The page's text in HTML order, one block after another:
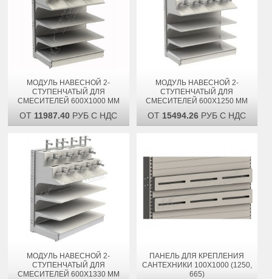
МОДУЛЬ НАВЕСНОЙ 2-
СТУПЕНЧАТЫЙ ДЛЯ
СМЕСИТЕЛЕЙ 600Х1000 ММ
ОТ 11987.40 РУБ С НДС
МОДУЛЬ НАВЕСНОЙ 2-
СТУПЕНЧАТЫЙ ДЛЯ
СМЕСИТЕЛЕЙ 600Х1250 ММ
ОТ 15494.26 РУБ С НДС
МОДУЛЬ НАВЕСНОЙ 2-
СТУПЕНЧАТЫЙ ДЛЯ
СМЕСИТЕЛЕЙ 600Х1330 ММ
ПАНЕЛЬ ДЛЯ КРЕПЛЕНИЯ
САНТЕХНИКИ 100Х1000 (1250,
665)